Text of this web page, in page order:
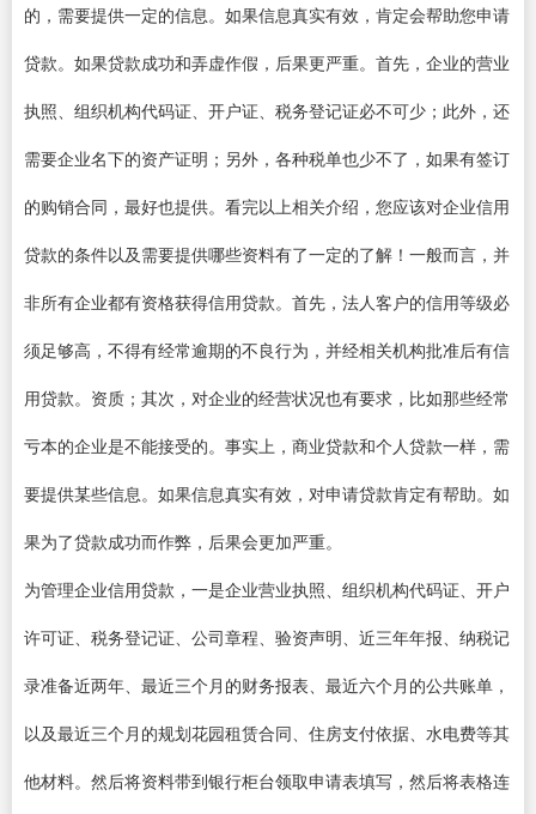
的，需要提供一定的信息。如果信息真实有效，肯定会帮助您申请
贷款。如果贷款成功和弄虚作假，后果更严重。首先，企业的营业
执照、组织机构代码证、开户证、税务登记证必不可少；此外，还
需要企业名下的资产证明；另外，各种税单也少不了，如果有签订
的购销合同，最好也提供。看完以上相关介绍，您应该对企业信用
贷款的条件以及需要提供哪些资料有了一定的了解！一般而言，并
非所有企业都有资格获得信用贷款。首先，法人客户的信用等级必
须足够高，不得有经常逾期的不良行为，并经相关机构批准后有信
用贷款。资质；其次，对企业的经营状况也有要求，比如那些经常
亏本的企业是不能接受的。事实上，商业贷款和个人贷款一样，需
要提供某些信息。如果信息真实有效，对申请贷款肯定有帮助。如
果为了贷款成功而作弊，后果会更加严重。
为管理企业信用贷款，一是企业营业执照、组织机构代码证、开户
许可证、税务登记证、公司章程、验资声明、近三年年报、纳税记
录准备近两年、最近三个月的财务报表、最近六个月的公共账单，
以及最近三个月的规划花园租赁合同、住房支付依据、水电费等其
他材料。然后将资料带到银行柜台领取申请表填写，然后将表格连